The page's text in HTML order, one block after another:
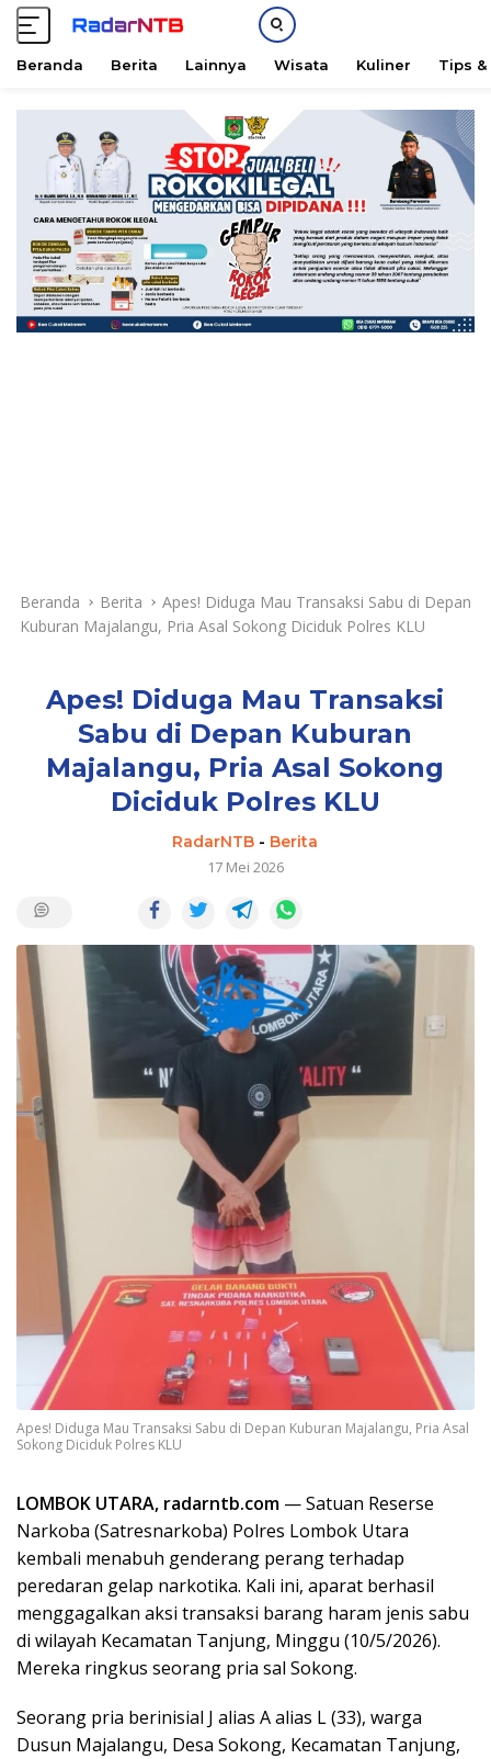
Beranda Berita Lainnya Wisata Kuliner Tips &
Beranda Berita
Apes! Diduga Mau Transaksi Sabu di Depan
Kuburan Majalangu, Pria Asal Sokong Diciduk Polres KLU
Apes! Diduga Mau Transaksi
Sabu di Depan Kuburan
Majalangu, Pria Asal Sokong
Diciduk Polres KLU
RadarNTB - Berita
17 Mei 2026
Apes! Diduga Mau Transaksi Sabu di Depan Kuburan Majalangu, Pria Asal
Sokong Diciduk Polres KLU
LOMBOK UTARA, radarntb.com — Satuan Reserse
Narkoba (Satresnarkoba) Polres Lombok Utara
kembali menabuh genderang perang terhadap
peredaran gelap narkotika. Kali ini, aparat berhasil
menggagalkan aksi transaksi barang haram jenis sabu
di wilayah Kecamatan Tanjung, Minggu (10/5/2026).
Mereka ringkus seorang pria sal Sokong.
Seorang pria berinisial J alias A alias L (33), warga
Dusun Majalangu, Desa Sokong, Kecamatan Tanjung,